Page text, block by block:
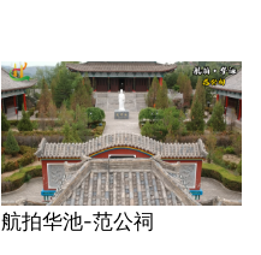
航拍华池-范公祠